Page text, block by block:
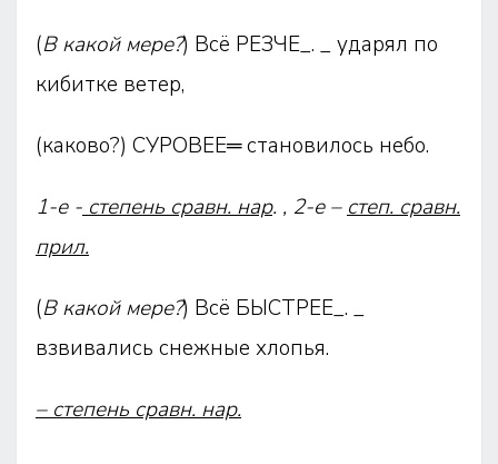
(В какой мере?) Всё РЕЗЧЕ_. _ ударял по
кибитке ветер,
(каково?) СУРОВЕЕ═ становилось небо.
1-е - степень сравн. нар. , 2-е – степ. сравн.
прил.
(В какой мере?) Всё БЫСТРЕЕ_. _
взвивались снежные хлопья.
– степень сравн. нар.